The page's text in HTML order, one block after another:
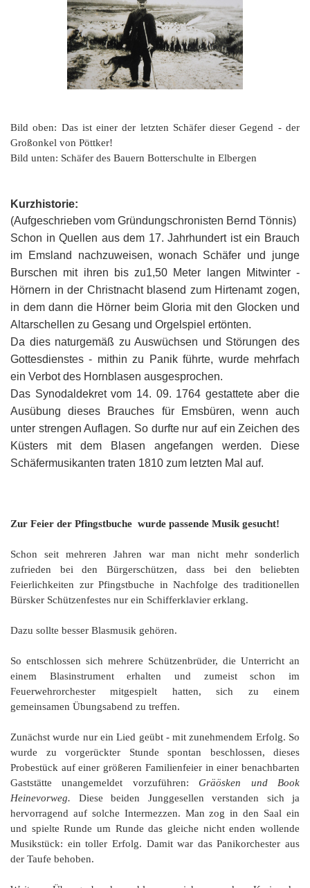
Bild oben: Das ist einer der letzten Schäfer dieser Gegend - der
Großonkel von Pöttker!
Bild unten: Schäfer des Bauern Botterschulte in Elbergen
Kurzhistorie:
(Aufgeschrieben vom Gründungschronisten Bernd Tönnis)
Schon in Quellen aus dem 17. Jahrhundert ist ein Brauch
im Emsland nachzuweisen, wonach Schäfer und junge
Burschen mit ihren bis zu1,50 Meter langen Mitwinter -
Hörnern in der Christnacht blasend zum Hirtenamt zogen,
in dem dann die Hörner beim Gloria mit den Glocken und
Altarschellen zu Gesang und Orgelspiel ertönten.
Da dies naturgemäß zu Auswüchsen und Störungen des
Gottesdienstes - mithin zu Panik führte, wurde mehrfach
ein Verbot des Hornblasen ausgesprochen.
Das Synodaldekret vom 14. 09. 1764 gestattete aber die
Ausübung dieses Brauches für Emsbüren, wenn auch
unter strengen Auflagen. So durfte nur auf ein Zeichen des
Küsters mit dem Blasen angefangen werden. Diese
Schäfermusikanten traten 1810 zum letzten Mal auf.
Zur Feier der Pfingstbuche wurde passende Musik gesucht!
Schon seit mehreren Jahren war man nicht mehr sonderlich
zufrieden bei den Bürgerschützen, dass bei den beliebten
Feierlichkeiten zur Pfingstbuche in Nachfolge des traditionellen
Bürsker Schützenfestes nur ein Schifferklavier erklang.
Dazu sollte besser Blasmusik gehören.
So entschlossen sich mehrere Schützenbrüder, die Unterricht an
einem Blasinstrument erhalten und zumeist schon im
Feuerwehrorchester mitgespielt hatten, sich zu einem
gemeinsamen Übungsabend zu treffen.
Zunächst wurde nur ein Lied geübt - mit zunehmendem Erfolg. So
wurde zu vorgerückter Stunde spontan beschlossen, dieses
Probestück auf einer größeren Familienfeier in einer benachbarten
Gaststätte unangemeldet vorzuführen:Gräösken und Book
Heinevorweg. Diese beiden Junggesellen verstanden sich ja
hervorragend auf solche Intermezzen. Man zog in den Saal ein
und spielte Runde um Runde das gleiche nicht enden wollende
Musikstück: ein toller Erfolg. Damit war das Panikorchester aus
der Taufe behoben.